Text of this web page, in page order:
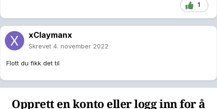
1
xClaymanx
Skrevet 4. november 2022
Flott du fikk det til
Opprett en konto eller logg inn for å